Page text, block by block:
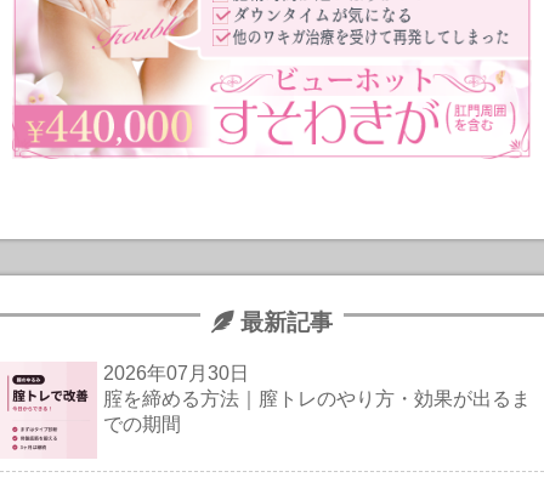
最新記事
2026年07月30日
腟を締める方法｜膣トレのやり方・効果が出るま
での期間